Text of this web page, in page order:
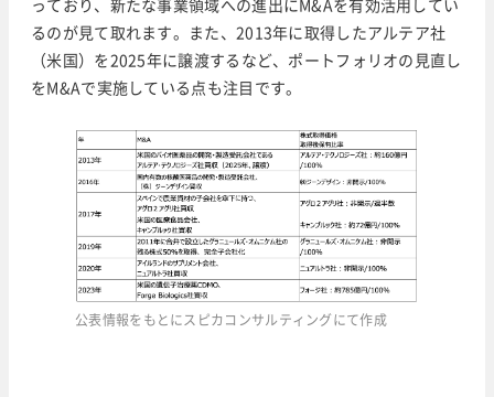
るのが見て取れます。また、2013年に取得したアルテア社
（米国）を2025年に譲渡するなど、ポートフォリオの見直し
をM&Aで実施している点も注目です。
公表情報をもとにスピカコンサルティングにて作成